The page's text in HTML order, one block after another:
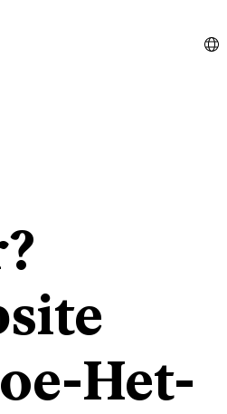
Het-